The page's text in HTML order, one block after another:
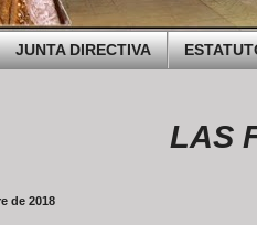
JUNTA DIRECTIVA
LAS
de 2018